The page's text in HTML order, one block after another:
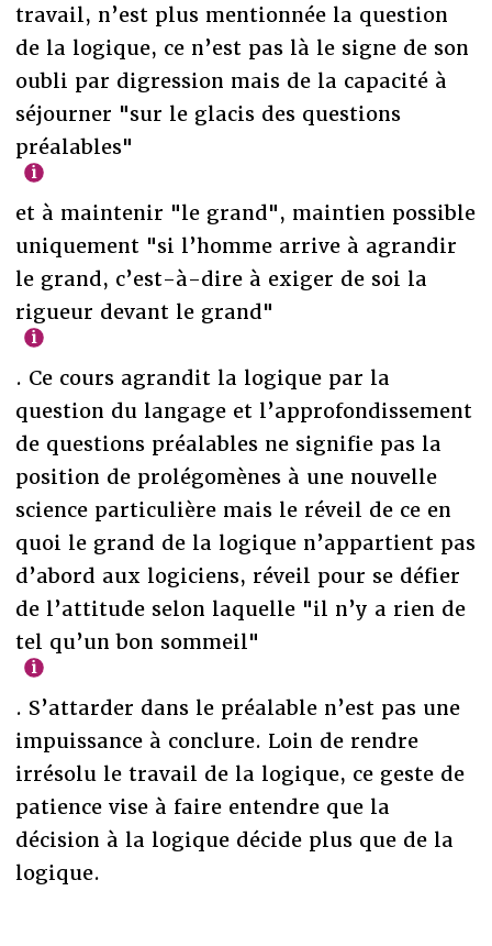
travail, n’est plus mentionnée la question
de la logique, ce n’est pas là le signe de son
oubli par digression mais de la capacité à
séjourner "sur le glacis des questions
préalables"
et à maintenir "le grand", maintien possible
uniquement "si l’homme arrive à agrandir
le grand, c’est-à-dire à exiger de soi la
rigueur devant le grand"
. Ce cours agrandit la logique par la
question du langage et l’approfondissement
de questions préalables ne signifie pas la
position de prolégomènes à une nouvelle
science particulière mais le réveil de ce en
quoi le grand de la logique n’appartient pas
d’abord aux logiciens, réveil pour se défier
de l’attitude selon laquelle "il n’y a rien de
tel qu’un bon sommeil"
. S’attarder dans le préalable n’est pas une
impuissance à conclure. Loin de rendre
irrésolu le travail de la logique, ce geste de
patience vise à faire entendre que la
décision à la logique décide plus que de la
logique.